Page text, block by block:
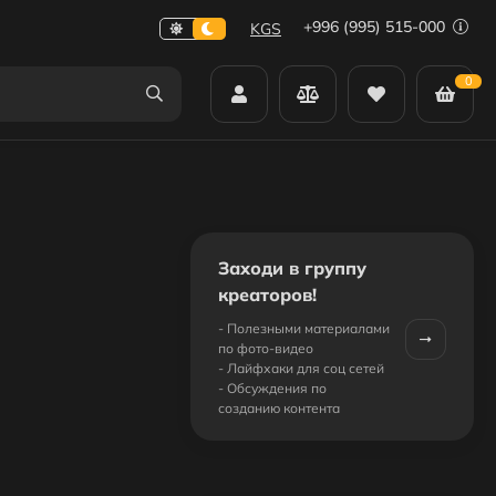
KGS +996 (995) 515-000
0
Заходи в группу
креаторов!
- Полезными материалами
по фото-видео
- Лайфхаки для соц сетей
- Обсуждения по
созданию контента